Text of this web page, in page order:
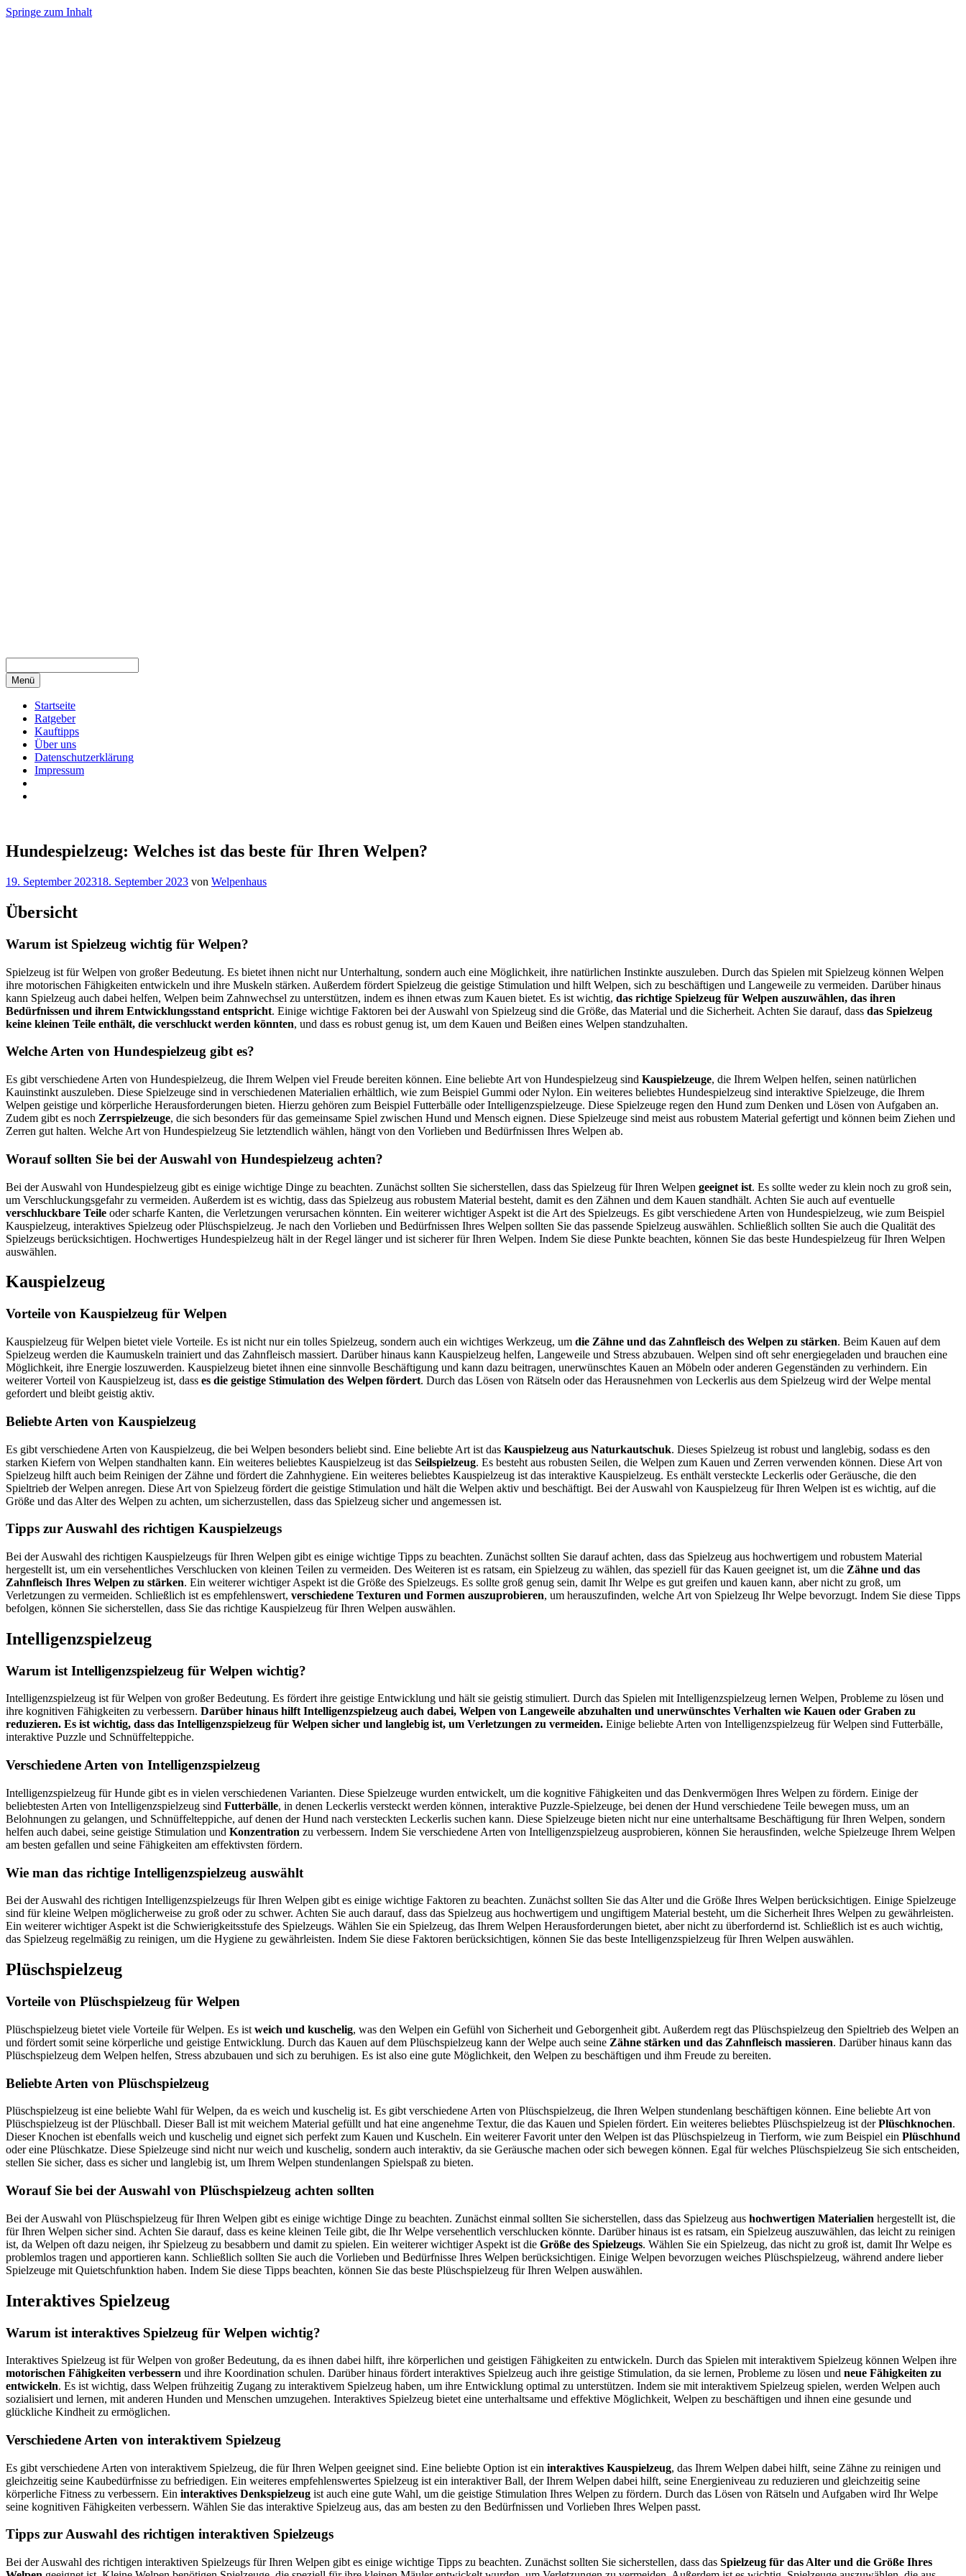
Springe zum Inhalt
Menü
Startseite
Ratgeber
Kauftipps
Über uns
Datenschutzerklärung
Impressum
Hundespielzeug: Welches ist das beste für Ihren Welpen?
19. September 202318. September 2023 von Welpenhaus
Übersicht
Warum ist Spielzeug wichtig für Welpen?
Spielzeug ist für Welpen von großer Bedeutung. Es bietet ihnen nicht nur Unterhaltung, sondern auch eine Möglichkeit, ihre natürlichen Instinkte auszuleben. Durch das Spielen mit Spielzeug können Welpen
ihre motorischen Fähigkeiten entwickeln und ihre Muskeln stärken. Außerdem fördert Spielzeug die geistige Stimulation und hilft Welpen, sich zu beschäftigen und Langeweile zu vermeiden. Darüber hinaus
kann Spielzeug auch dabei helfen, Welpen beim Zahnwechsel zu unterstützen, indem es ihnen etwas zum Kauen bietet. Es ist wichtig, das richtige Spielzeug für Welpen auszuwählen, das ihren
Bedürfnissen und ihrem Entwicklungsstand entspricht. Einige wichtige Faktoren bei der Auswahl von Spielzeug sind die Größe, das Material und die Sicherheit. Achten Sie darauf, dass das Spielzeug
keine kleinen Teile enthält, die verschluckt werden könnten, und dass es robust genug ist, um dem Kauen und Beißen eines Welpen standzuhalten.
Welche Arten von Hundespielzeug gibt es?
Es gibt verschiedene Arten von Hundespielzeug, die Ihrem Welpen viel Freude bereiten können. Eine beliebte Art von Hundespielzeug sind Kauspielzeuge, die Ihrem Welpen helfen, seinen natürlichen
Kauinstinkt auszuleben. Diese Spielzeuge sind in verschiedenen Materialien erhältlich, wie zum Beispiel Gummi oder Nylon. Ein weiteres beliebtes Hundespielzeug sind interaktive Spielzeuge, die Ihrem
Welpen geistige und körperliche Herausforderungen bieten. Hierzu gehören zum Beispiel Futterbälle oder Intelligenzspielzeuge. Diese Spielzeuge regen den Hund zum Denken und Lösen von Aufgaben an.
Zudem gibt es noch Zerrspielzeuge, die sich besonders für das gemeinsame Spiel zwischen Hund und Mensch eignen. Diese Spielzeuge sind meist aus robustem Material gefertigt und können beim Ziehen und
Zerren gut halten. Welche Art von Hundespielzeug Sie letztendlich wählen, hängt von den Vorlieben und Bedürfnissen Ihres Welpen ab.
Worauf sollten Sie bei der Auswahl von Hundespielzeug achten?
Bei der Auswahl von Hundespielzeug gibt es einige wichtige Dinge zu beachten. Zunächst sollten Sie sicherstellen, dass das Spielzeug für Ihren Welpen geeignet ist. Es sollte weder zu klein noch zu groß sein,
um Verschluckungsgefahr zu vermeiden. Außerdem ist es wichtig, dass das Spielzeug aus robustem Material besteht, damit es den Zähnen und dem Kauen standhält. Achten Sie auch auf eventuelle
verschluckbare Teile oder scharfe Kanten, die Verletzungen verursachen könnten. Ein weiterer wichtiger Aspekt ist die Art des Spielzeugs. Es gibt verschiedene Arten von Hundespielzeug, wie zum Beispiel
Kauspielzeug, interaktives Spielzeug oder Plüschspielzeug. Je nach den Vorlieben und Bedürfnissen Ihres Welpen sollten Sie das passende Spielzeug auswählen. Schließlich sollten Sie auch die Qualität des
Spielzeugs berücksichtigen. Hochwertiges Hundespielzeug hält in der Regel länger und ist sicherer für Ihren Welpen. Indem Sie diese Punkte beachten, können Sie das beste Hundespielzeug für Ihren Welpen
auswählen.
Kauspielzeug
Vorteile von Kauspielzeug für Welpen
Kauspielzeug für Welpen bietet viele Vorteile. Es ist nicht nur ein tolles Spielzeug, sondern auch ein wichtiges Werkzeug, um die Zähne und das Zahnfleisch des Welpen zu stärken. Beim Kauen auf dem
Spielzeug werden die Kaumuskeln trainiert und das Zahnfleisch massiert. Darüber hinaus kann Kauspielzeug helfen, Langeweile und Stress abzubauen. Welpen sind oft sehr energiegeladen und brauchen eine
Möglichkeit, ihre Energie loszuwerden. Kauspielzeug bietet ihnen eine sinnvolle Beschäftigung und kann dazu beitragen, unerwünschtes Kauen an Möbeln oder anderen Gegenständen zu verhindern. Ein
weiterer Vorteil von Kauspielzeug ist, dass es die geistige Stimulation des Welpen fördert. Durch das Lösen von Rätseln oder das Herausnehmen von Leckerlis aus dem Spielzeug wird der Welpe mental
gefordert und bleibt geistig aktiv.
Beliebte Arten von Kauspielzeug
Es gibt verschiedene Arten von Kauspielzeug, die bei Welpen besonders beliebt sind. Eine beliebte Art ist das Kauspielzeug aus Naturkautschuk. Dieses Spielzeug ist robust und langlebig, sodass es den
starken Kiefern von Welpen standhalten kann. Ein weiteres beliebtes Kauspielzeug ist das Seilspielzeug. Es besteht aus robusten Seilen, die Welpen zum Kauen und Zerren verwenden können. Diese Art von
Spielzeug hilft auch beim Reinigen der Zähne und fördert die Zahnhygiene. Ein weiteres beliebtes Kauspielzeug ist das interaktive Kauspielzeug. Es enthält versteckte Leckerlis oder Geräusche, die den
Spieltrieb der Welpen anregen. Diese Art von Spielzeug fördert die geistige Stimulation und hält die Welpen aktiv und beschäftigt. Bei der Auswahl von Kauspielzeug für Ihren Welpen ist es wichtig, auf die
Größe und das Alter des Welpen zu achten, um sicherzustellen, dass das Spielzeug sicher und angemessen ist.
Tipps zur Auswahl des richtigen Kauspielzeugs
Bei der Auswahl des richtigen Kauspielzeugs für Ihren Welpen gibt es einige wichtige Tipps zu beachten. Zunächst sollten Sie darauf achten, dass das Spielzeug aus hochwertigem und robustem Material
hergestellt ist, um ein versehentliches Verschlucken von kleinen Teilen zu vermeiden. Des Weiteren ist es ratsam, ein Spielzeug zu wählen, das speziell für das Kauen geeignet ist, um die Zähne und das
Zahnfleisch Ihres Welpen zu stärken. Ein weiterer wichtiger Aspekt ist die Größe des Spielzeugs. Es sollte groß genug sein, damit Ihr Welpe es gut greifen und kauen kann, aber nicht zu groß, um
Verletzungen zu vermeiden. Schließlich ist es empfehlenswert, verschiedene Texturen und Formen auszuprobieren, um herauszufinden, welche Art von Spielzeug Ihr Welpe bevorzugt. Indem Sie diese Tipps
befolgen, können Sie sicherstellen, dass Sie das richtige Kauspielzeug für Ihren Welpen auswählen.
Intelligenzspielzeug
Warum ist Intelligenzspielzeug für Welpen wichtig?
Intelligenzspielzeug ist für Welpen von großer Bedeutung. Es fördert ihre geistige Entwicklung und hält sie geistig stimuliert. Durch das Spielen mit Intelligenzspielzeug lernen Welpen, Probleme zu lösen und
ihre kognitiven Fähigkeiten zu verbessern. Darüber hinaus hilft Intelligenzspielzeug auch dabei, Welpen von Langeweile abzuhalten und unerwünschtes Verhalten wie Kauen oder Graben zu
reduzieren. Es ist wichtig, dass das Intelligenzspielzeug für Welpen sicher und langlebig ist, um Verletzungen zu vermeiden. Einige beliebte Arten von Intelligenzspielzeug für Welpen sind Futterbälle,
interaktive Puzzle und Schnüffelteppiche.
Verschiedene Arten von Intelligenzspielzeug
Intelligenzspielzeug für Hunde gibt es in vielen verschiedenen Varianten. Diese Spielzeuge wurden entwickelt, um die kognitive Fähigkeiten und das Denkvermögen Ihres Welpen zu fördern. Einige der
beliebtesten Arten von Intelligenzspielzeug sind Futterbälle, in denen Leckerlis versteckt werden können, interaktive Puzzle-Spielzeuge, bei denen der Hund verschiedene Teile bewegen muss, um an
Belohnungen zu gelangen, und Schnüffelteppiche, auf denen der Hund nach versteckten Leckerlis suchen kann. Diese Spielzeuge bieten nicht nur eine unterhaltsame Beschäftigung für Ihren Welpen, sondern
helfen auch dabei, seine geistige Stimulation und Konzentration zu verbessern. Indem Sie verschiedene Arten von Intelligenzspielzeug ausprobieren, können Sie herausfinden, welche Spielzeuge Ihrem Welpen
am besten gefallen und seine Fähigkeiten am effektivsten fördern.
Wie man das richtige Intelligenzspielzeug auswählt
Bei der Auswahl des richtigen Intelligenzspielzeugs für Ihren Welpen gibt es einige wichtige Faktoren zu beachten. Zunächst sollten Sie das Alter und die Größe Ihres Welpen berücksichtigen. Einige Spielzeuge
sind für kleine Welpen möglicherweise zu groß oder zu schwer. Achten Sie auch darauf, dass das Spielzeug aus hochwertigem und ungiftigem Material besteht, um die Sicherheit Ihres Welpen zu gewährleisten.
Ein weiterer wichtiger Aspekt ist die Schwierigkeitsstufe des Spielzeugs. Wählen Sie ein Spielzeug, das Ihrem Welpen Herausforderungen bietet, aber nicht zu überfordernd ist. Schließlich ist es auch wichtig,
das Spielzeug regelmäßig zu reinigen, um die Hygiene zu gewährleisten. Indem Sie diese Faktoren berücksichtigen, können Sie das beste Intelligenzspielzeug für Ihren Welpen auswählen.
Plüschspielzeug
Vorteile von Plüschspielzeug für Welpen
Plüschspielzeug bietet viele Vorteile für Welpen. Es ist weich und kuschelig, was den Welpen ein Gefühl von Sicherheit und Geborgenheit gibt. Außerdem regt das Plüschspielzeug den Spieltrieb des Welpen an
und fördert somit seine körperliche und geistige Entwicklung. Durch das Kauen auf dem Plüschspielzeug kann der Welpe auch seine Zähne stärken und das Zahnfleisch massieren. Darüber hinaus kann das
Plüschspielzeug dem Welpen helfen, Stress abzubauen und sich zu beruhigen. Es ist also eine gute Möglichkeit, den Welpen zu beschäftigen und ihm Freude zu bereiten.
Beliebte Arten von Plüschspielzeug
Plüschspielzeug ist eine beliebte Wahl für Welpen, da es weich und kuschelig ist. Es gibt verschiedene Arten von Plüschspielzeug, die Ihren Welpen stundenlang beschäftigen können. Eine beliebte Art von
Plüschspielzeug ist der Plüschball. Dieser Ball ist mit weichem Material gefüllt und hat eine angenehme Textur, die das Kauen und Spielen fördert. Ein weiteres beliebtes Plüschspielzeug ist derPlüschknochen.
Dieser Knochen ist ebenfalls weich und kuschelig und eignet sich perfekt zum Kauen und Kuscheln. Ein weiterer Favorit unter den Welpen ist das Plüschspielzeug in Tierform, wie zum Beispiel ein Plüschhund
oder eine Plüschkatze. Diese Spielzeuge sind nicht nur weich und kuschelig, sondern auch interaktiv, da sie Geräusche machen oder sich bewegen können. Egal für welches Plüschspielzeug Sie sich entscheiden,
stellen Sie sicher, dass es sicher und langlebig ist, um Ihrem Welpen stundenlangen Spielspaß zu bieten.
Worauf Sie bei der Auswahl von Plüschspielzeug achten sollten
Bei der Auswahl von Plüschspielzeug für Ihren Welpen gibt es einige wichtige Dinge zu beachten. Zunächst einmal sollten Sie sicherstellen, dass das Spielzeug aus hochwertigen Materialien hergestellt ist, die
für Ihren Welpen sicher sind. Achten Sie darauf, dass es keine kleinen Teile gibt, die Ihr Welpe versehentlich verschlucken könnte. Darüber hinaus ist es ratsam, ein Spielzeug auszuwählen, das leicht zu reinigen
ist, da Welpen oft dazu neigen, ihr Spielzeug zu besabbern und damit zu spielen. Ein weiterer wichtiger Aspekt ist die Größe des Spielzeugs. Wählen Sie ein Spielzeug, das nicht zu groß ist, damit Ihr Welpe es
problemlos tragen und apportieren kann. Schließlich sollten Sie auch die Vorlieben und Bedürfnisse Ihres Welpen berücksichtigen. Einige Welpen bevorzugen weiches Plüschspielzeug, während andere lieber
Spielzeuge mit Quietschfunktion haben. Indem Sie diese Tipps beachten, können Sie das beste Plüschspielzeug für Ihren Welpen auswählen.
Interaktives Spielzeug
Warum ist interaktives Spielzeug für Welpen wichtig?
Interaktives Spielzeug ist für Welpen von großer Bedeutung, da es ihnen dabei hilft, ihre körperlichen und geistigen Fähigkeiten zu entwickeln. Durch das Spielen mit interaktivem Spielzeug können Welpen ihre
motorischen Fähigkeiten verbessern und ihre Koordination schulen. Darüber hinaus fördert interaktives Spielzeug auch ihre geistige Stimulation, da sie lernen, Probleme zu lösen und neue Fähigkeiten zu
entwickeln. Es ist wichtig, dass Welpen frühzeitig Zugang zu interaktivem Spielzeug haben, um ihre Entwicklung optimal zu unterstützen. Indem sie mit interaktivem Spielzeug spielen, werden Welpen auch
sozialisiert und lernen, mit anderen Hunden und Menschen umzugehen. Interaktives Spielzeug bietet eine unterhaltsame und effektive Möglichkeit, Welpen zu beschäftigen und ihnen eine gesunde und
glückliche Kindheit zu ermöglichen.
Verschiedene Arten von interaktivem Spielzeug
Es gibt verschiedene Arten von interaktivem Spielzeug, die für Ihren Welpen geeignet sind. Eine beliebte Option ist ein interaktives Kauspielzeug, das Ihrem Welpen dabei hilft, seine Zähne zu reinigen und
gleichzeitig seine Kaubedürfnisse zu befriedigen. Ein weiteres empfehlenswertes Spielzeug ist ein interaktiver Ball, der Ihrem Welpen dabei hilft, seine Energieniveau zu reduzieren und gleichzeitig seine
körperliche Fitness zu verbessern. Ein interaktives Denkspielzeug ist auch eine gute Wahl, um die geistige Stimulation Ihres Welpen zu fördern. Durch das Lösen von Rätseln und Aufgaben wird Ihr Welpe
seine kognitiven Fähigkeiten verbessern. Wählen Sie das interaktive Spielzeug aus, das am besten zu den Bedürfnissen und Vorlieben Ihres Welpen passt.
Tipps zur Auswahl des richtigen interaktiven Spielzeugs
Bei der Auswahl des richtigen interaktiven Spielzeugs für Ihren Welpen gibt es einige wichtige Tipps zu beachten. Zunächst sollten Sie sicherstellen, dass das Spielzeug für das Alter und die Größe Ihres